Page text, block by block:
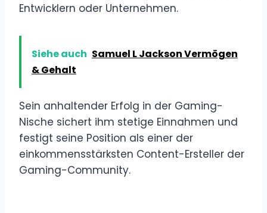
Entwicklern oder Unternehmen.
Siehe auch Samuel L Jackson Vermögen
& Gehalt
Sein anhaltender Erfolg in der Gaming-
Nische sichert ihm stetige Einnahmen und
festigt seine Position als einer der
einkommensstärksten Content-Ersteller der
Gaming-Community.